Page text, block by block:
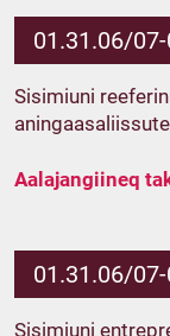
01.31.06/
Sisimiuni
Aalajangiineq
01.31.06/
Sisimiuni